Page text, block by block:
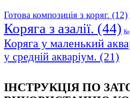
Готова композиція з коряг. (12)
Коряга з азалії. (44)
Коряга у маленький
у средній акваріум. (21)
ІНСТРУКЦІЯ ПО